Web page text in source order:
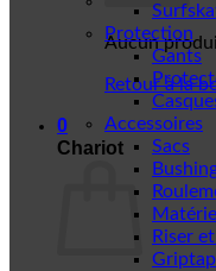
Aucun
Retour à la
0
Chariot
Protection
Gants
Accessoires
Sacs
Riser